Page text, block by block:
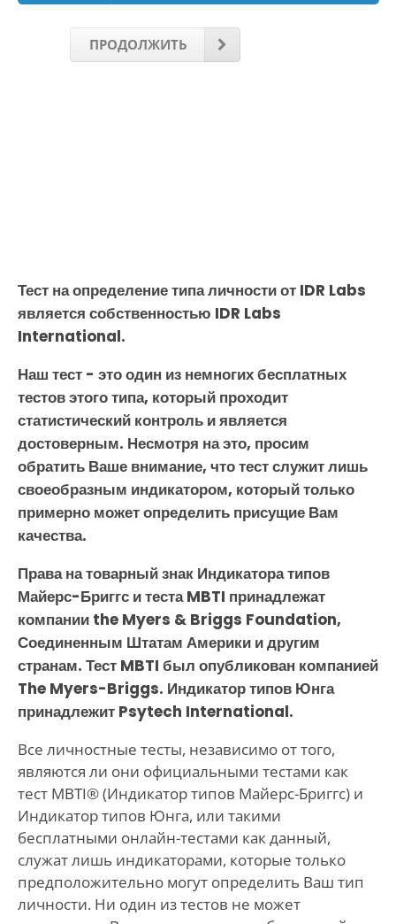
ПРОДОЛЖИТЬ
Тест на определение типа личности от IDR Labs
является собственностью IDR Labs
International.
Наш тест - это один из немногих бесплатных
тестов этого типа, который проходит
статистический контроль и является
достоверным. Несмотря на это, просим
обратить Ваше внимание, что тест служит лишь
своеобразным индикатором, который только
примерно может определить присущие Вам
качества.
Права на товарный знак Индикатора типов
Майерс-Бриггс и теста MBTI принадлежат
компании the Myers & Briggs Foundation,
Соединенным Штатам Америки и другим
странам. Тест MBTI был опубликован компанией
The Myers-Briggs. Индикатор типов Юнга
принадлежит Psytech International.
Все личностные тесты, независимо от того,
являются ли они официальными тестами как
тест MBTI® (Индикатор типов Майерс-Бриггс) и
Индикатор типов Юнга, или такими
бесплатными онлайн-тестами как данный,
служат лишь индикаторами, которые только
предположительно могут определить Ваш тип
личности. Ни один из тестов не может